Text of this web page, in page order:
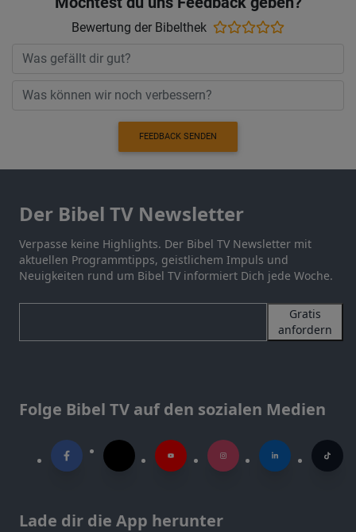
Bewertung der Bibelthek
FEEDBACK SENDEN
Der Bibel TV Newsletter
Verpasse keine Highlights. Der Bibel TV Newsletter mit
aktuellen Programmtipps, geistlichem Impuls und
Neuigkeiten rund um Bibel TV informiert Dich jede Woche.
Gratis
anfordern
Folge Bibel TV auf den sozialen Medien
Lade dir die App herunter